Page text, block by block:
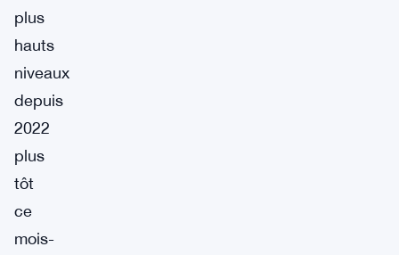
plus
hauts
niveaux
depuis
2022
plus
tôt
ce
mois-